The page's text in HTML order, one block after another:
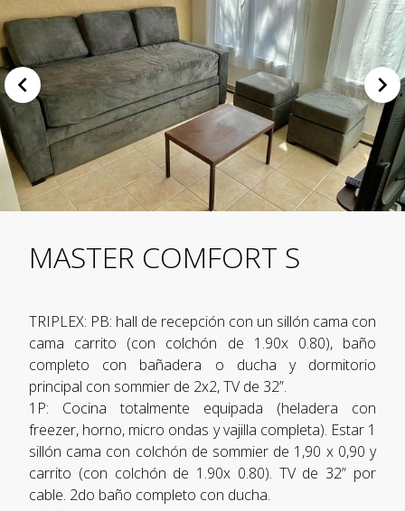
MASTER COMFORT S
TRIPLEX: PB: hall de recepción con un sillón cama con
cama carrito (con colchón de 1.90x 0.80), baño
completo con bañadera o ducha y dormitorio
principal con sommier de 2x2, TV de 32”.
1P: Cocina totalmente equipada (heladera con
freezer, horno, micro ondas y vajilla completa). Estar 1
sillón cama con colchón de sommier de 1,90 x 0,90 y
carrito (con colchón de 1.90x 0.80). TV de 32” por
cable. 2do baño completo con ducha.